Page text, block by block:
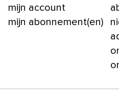
mijn account
mijn abonnement(en)